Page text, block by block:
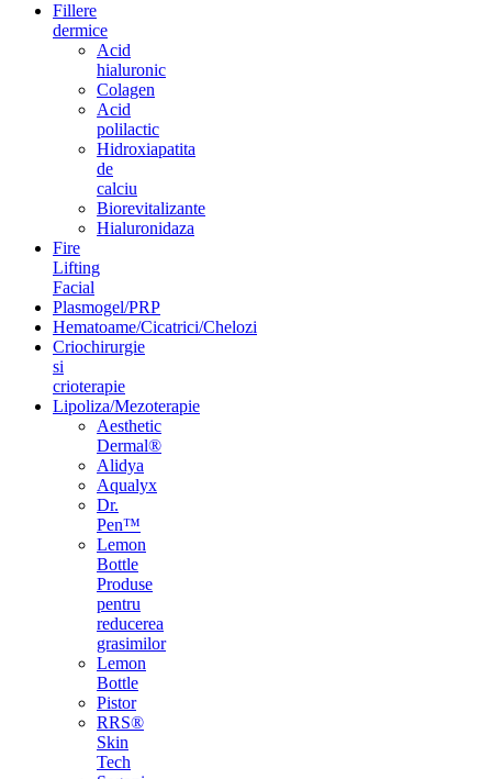
Fillere
dermice
Acid
hialuronic
Colagen
Acid
polilactic
Hidroxiapatita
de
calciu
Biorevitalizante
Hialuronidaza
Fire
Lifting
Facial
Plasmogel/PRP
Hematoame/Cicatrici/Chelozi
Criochirurgie
si
crioterapie
Lipoliza/Mezoterapie
Aesthetic
Dermal®
Alidya
Aqualyx
Dr.
Pen™
Lemon
Bottle
Produse
pentru
reducerea
grasimilor
Lemon
Bottle
Pistor
RRS®
Skin
Tech